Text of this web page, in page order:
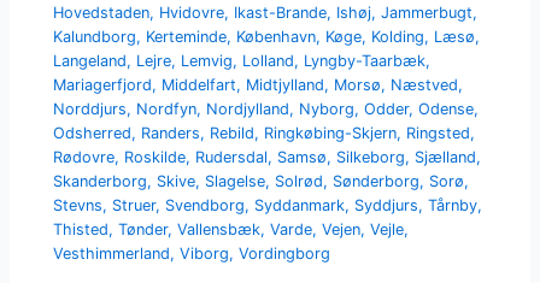
Hovedstaden, Hvidovre, Ikast-Brande, Ishøj,Jammerbugt,
Kalundborg, Kerteminde, København, Køge, Kolding, Læsø,
Langeland, Lejre, Lemvig, Lolland, Lyngby-Taarbæk,
Mariagerfjord, Middelfart, Midtjylland, Morsø, Næstved,
Norddjurs, Nordfyn, Nordjylland, Nyborg,Odder,Odense,
Odsherred, Randers, Rebild, Ringkøbing-Skjern, Ringsted,
Rødovre, Roskilde, Rudersdal, Samsø, Silkeborg, Sjælland,
Skanderborg, Skive, Slagelse, Solrød, Sønderborg, Sorø,
Stevns, Struer, Svendborg, Syddanmark, Syddjurs,Tårnby,
Thisted,Tønder,Vallensbæk,Varde,Vejen,Vejle,
Vesthimmerland,Viborg,Vordingborg